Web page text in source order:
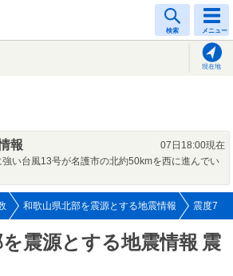
検索 メニュー
現在地
報
07日18:00現在
強い台風13号が名護市の北約50kmを西に進んでい
和歌山県北部を震源とする地震情報 震度7
震源とする地震情報 震